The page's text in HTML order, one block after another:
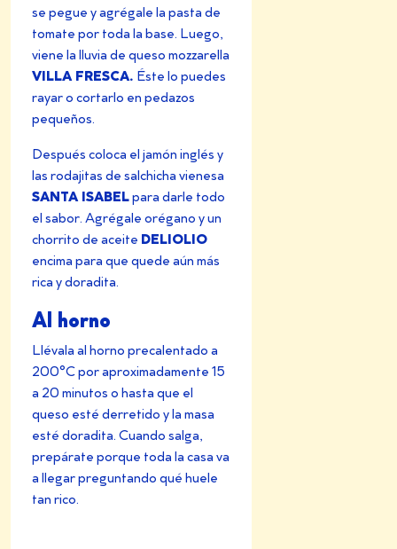
se pegue y agrégale la pasta de
tomate por toda la base. Luego,
viene la lluvia de queso mozzarella
VILLA FRESCA. Éste lo puedes
rayar o cortarlo en pedazos
pequeños.
Después coloca eljamón inglésy
las rodajitas de salchicha vienesa
SANTA ISABELpara darle todo
el sabor. Agrégale orégano y un
chorrito de aceite DELIOLIO
encima para que quede aún más
rica y doradita.
Al horno
Llévala al horno precalentado a
200°C por aproximadamente 15
a 20 minutos o hasta que el
queso esté derretido y la masa
esté doradita. Cuando salga,
prepárate porque toda la casa va
a llegar preguntando qué huele
tan rico.